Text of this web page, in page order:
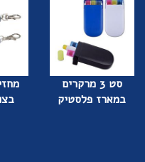
סט 3 מרקרים
במארז פלסטיק